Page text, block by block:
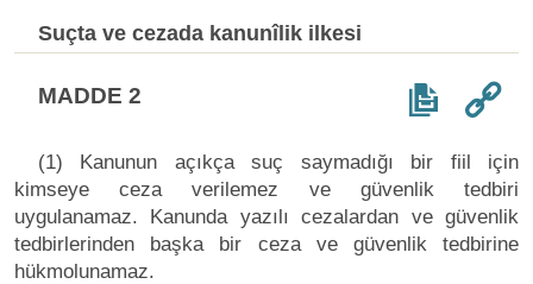
Suçta ve cezada kanunîlik ilkesi
MADDE 2
(1) Kanunun açıkça suç saymadığı bir fiil için
kimseye ceza verilemez ve güvenlik tedbiri
uygulanamaz. Kanunda yazılı cezalardan ve güvenlik
tedbirlerinden başka bir ceza ve güvenlik tedbirine
hükmolunamaz.